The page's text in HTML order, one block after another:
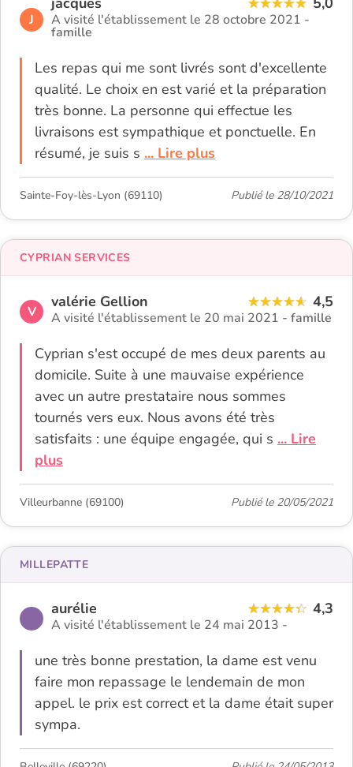
J A visité l'établissement le 28 octobre 2021 -
famille
Les repas qui me sont livrés sont d'excellente
qualité. Le choix en est varié et la préparation
très bonne. La personne qui effectue les
livraisons est sympathique et ponctuelle. En
résumé, je suis s ... Lire plus
Sainte-Foy-lès-Lyon (69110) Publié le 28/10/2021
V
valérie Gellion 4,5
A visité l'établissement le 20 mai 2021 - famille
Cyprian s'est occupé de mes deux parents au
domicile. Suite à une mauvaise expérience
avec un autre prestataire nous sommes
tournés vers eux. Nous avons été très
satisfaits : une équipe engagée, qui s ... Lire
plus
CYPRIAN SERVICES
Villeurbanne (69100) Publié le 20/05/2021
aurélie 4,3
A visité l'établissement le 24 mai 2013 -
une très bonne prestation, la dame est venu
faire mon repassage le lendemain de mon
appel. le prix est correct et la dame était super
sympa.
MILLEPATTE